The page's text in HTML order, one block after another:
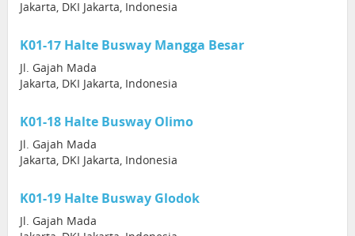
Jakarta, DKI Jakarta, Indonesia
K01-17 Halte Busway Mangga Besar
Jl. Gajah Mada
Jakarta, DKI Jakarta, Indonesia
K01-18 Halte Busway Olimo
Jl. Gajah Mada
Jakarta, DKI Jakarta, Indonesia
K01-19 Halte Busway Glodok
Jl. Gajah Mada